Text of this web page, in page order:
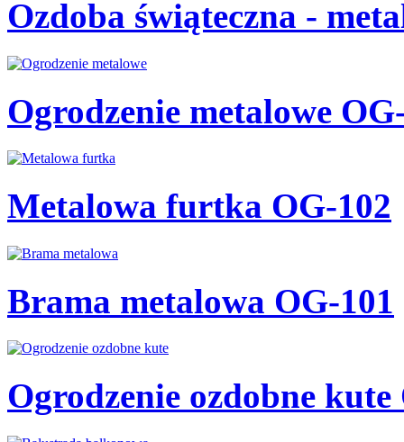
Ozdoba świąteczna -
Ogrodzenie metalowe
Metalowa furtka OG-102
Brama metalowa OG-101
Ogrodzenie ozdobne kute